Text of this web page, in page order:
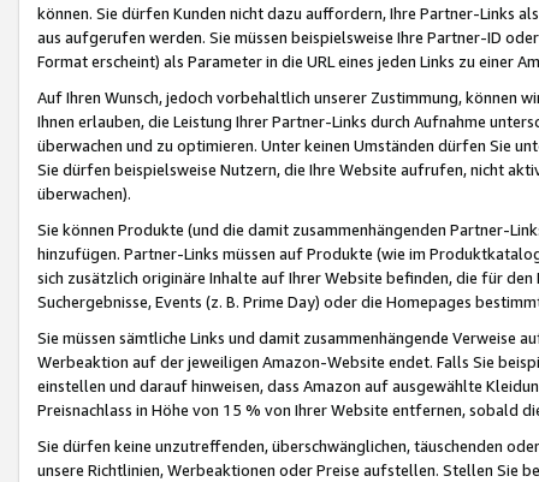
können. Sie dürfen Kunden nicht dazu auffordern, Ihre Partner-Links
aus aufgerufen werden. Sie müssen beispielsweise Ihre Partner-ID
Format erscheint) als Parameter in die URL eines jeden Links zu einer
Auf Ihren Wunsch, jedoch vorbehaltlich unserer Zustimmung, können
Ihnen erlauben, die Leistung Ihrer Partner-Links durch Aufnahme
überwachen und zu optimieren. Unter keinen Umständen dürfen Sie
Sie dürfen beispielsweise Nutzern, die Ihre Website aufrufen, nicht
überwachen).
Sie können Produkte (und die damit zusammenhängenden Partner-
hinzufügen. Partner-Links müssen auf Produkte (wie im
sich zusätzlich originäre Inhalte auf Ihrer Website befinden, die für
Suchergebnisse, Events (z. B. Prime Day) oder die Homepages
Sie müssen sämtliche Links und damit zusammenhängende
Werbeaktion auf der jeweiligen Amazon-Website endet. Falls Sie
einstellen und darauf hinweisen, dass Amazon auf ausgewählte
Preisnachlass in Höhe von 15 % von Ihrer Website entfernen, sobald
Sie dürfen keine unzutreffenden, überschwänglichen, täuschenden
unsere Richtlinien, Werbeaktionen oder Preise aufstellen. Stellen Sie